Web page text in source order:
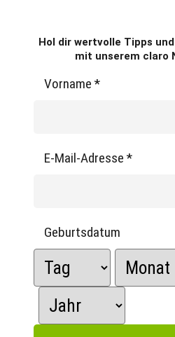
Hol dir wertvolle Tipps
mit unserem claro
Vorname *
E-Mail-Adresse *
Geburtsdatum